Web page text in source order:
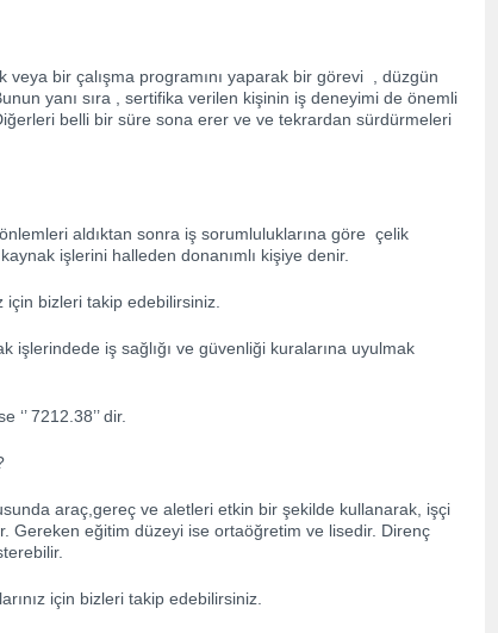
veya bir çalışma programını yaparak bir görevi , düzgün
yanı sıra , sertifika verilen kişinin iş deneyimi de önemli
belli bir süre sona erer ve ve tekrardan sürdürmeleri
aldıktan sonra iş sorumluluklarına göre çelik
işlerini halleden donanımlı kişiye denir.
için bizleri takip edebilirsiniz.
işlerindede iş sağlığı ve güvenliği kuralarına uyulmak
7212.38’’ dir.
araç,gereç ve aletleri etkin bir şekilde kullanarak, işçi
Gereken eğitim düzeyi ise ortaöğretim ve lisedir. Direnç
için bizleri takip edebilirsiniz.